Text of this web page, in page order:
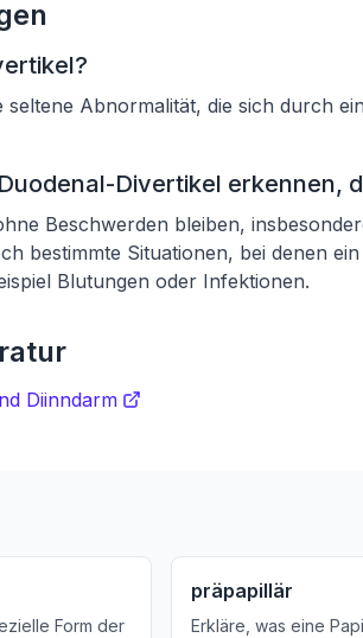
seltene Abnormalität, die sich durch
Divertikel erkennen,
Beschwerden bleiben,
bestimmte Situationen, bei denen
Blutungen oder Infektionen.
Diinndarm
Form der
präpapillär
Erkläre, was eine